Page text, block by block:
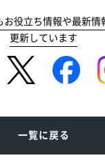
お役立ち情報や最新情
更新しています
一覧に戻る